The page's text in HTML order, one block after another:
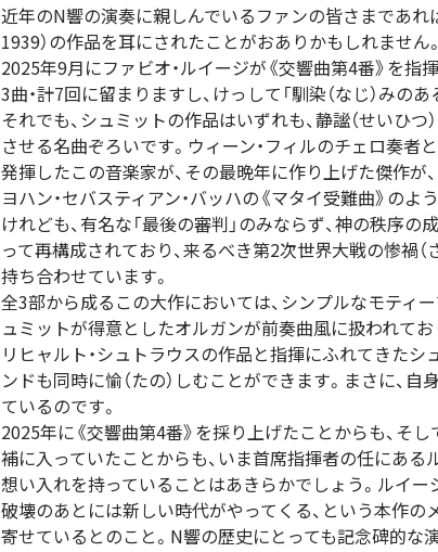
近年のN響の演奏に親しんでいるファンの皆さまであれ
1939）の作品を耳にされたことがおありかもしれません
2025年9月にファビオ・ルイージが《交響曲第4番》を指
3曲・計7回に留まりますし、けっして「馴染（なじ）みの
それでも、シュミットの作品はいずれも、静謐（せいひ
させる名曲ぞろいです。ウィーン・フィルのチェロ奏者
発揮したこの音楽家が、その最晩年に作り上げた傑作が、
ヨハン・セバスティアン・バッハの《マタイ受難曲》のよ
けれども、有名な「最後の審判」のみならず、神の秩序
って再構成されており、来るべき第2次世界大戦の惨禍（
持ち合わせています。
全3部から成るこの大作においては、シンプルなモティ
ュミットが得意としたオルガンが前奏曲風に扱われて
リヒャルト・シュトラウスの作品と指揮にふれてきたシ
ンドも同時に愉（たの）しむことができます。まさに、
ているのです。
2025年に《交響曲第4番》を採り上げたことからも、そ
補に入っていたことからも、いま首席指揮者の任にある
想い入れを持っていることはあきらかでしょう。ルイー
破壊のあとには新しい時代がやってくる、という本作
寄せているとのこと。N響の歴史にとっても記念碑的な